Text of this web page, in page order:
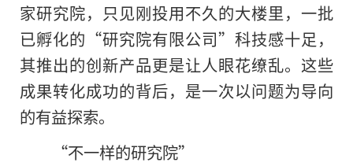
家研究院，只见刚投用不久的大楼里，一批
已孵化的“研究院有限公司”科技感十足，
其推出的创新产品更是让人眼花缭乱。这些
成果转化成功的背后，是一次以问题为导向
的有益探索。
“不一样的研究院”